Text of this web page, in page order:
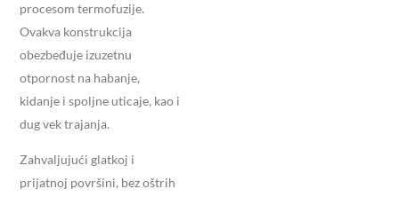
procesom termofuzije.
Ovakva konstrukcija
obezbeđuje izuzetnu
otpornost na habanje,
kidanje i spoljne uticaje, kao i
dug vek trajanja.
Zahvaljujući glatkoj i
prijatnoj površini, bez oštrih